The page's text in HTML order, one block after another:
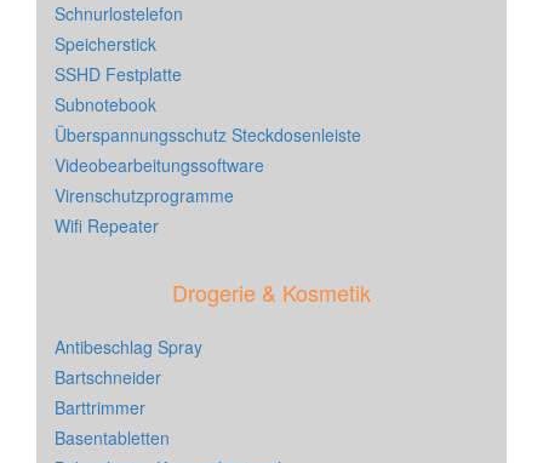
Schnurlostelefon
Speicherstick
SSHD Festplatte
Subnotebook
Überspannungsschutz Steckdosenleiste
Videobearbeitungssoftware
Virenschutzprogramme
Wifi Repeater
Drogerie & Kosmetik
Antibeschlag Spray
Bartschneider
Barttrimmer
Basentabletten